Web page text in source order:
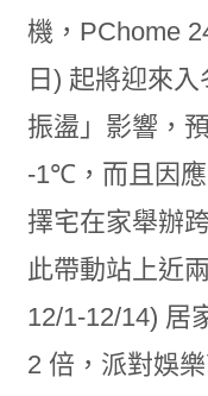
機，PChome
日) 起將迎來
振盪」影響，
-1℃，而且因
擇宅在家舉辦
此帶動站上近
12/1-12/14) 居
2 倍，派對娛